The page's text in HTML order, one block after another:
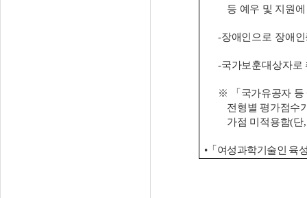
등 예우 및 지원
-장애인으로 장애
-국가보훈대상자로
※ 「 국가유공자
전형별 평가점수
가점 미적용함(단
•「 여성과학기술인 육